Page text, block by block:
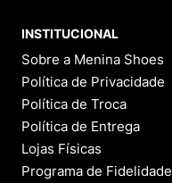
INSTITUCIONAL
Sobre a Menina Shoes
Política de Privacidade
Política de Troca
Política de Entrega
Lojas Físicas
Programa de Fidelidade